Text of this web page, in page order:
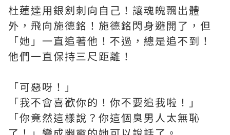
杜蓮達用銀劍刺向自己！讓魂魄飄出體
外，飛向施德銘！施德銘閃身避開了，但
「她」一直追著他！不過，總是追不到！
他們一直保持三尺距離！
「可惡呀！」
「我不會喜歡你的！你不要追我啦！」
「你竟然這樣說？你這個臭男人太無恥